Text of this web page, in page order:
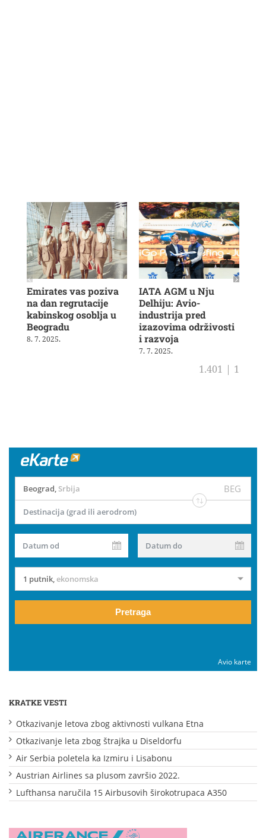
Emirates vas poziva
na dan regrutacije
kabinskog osoblja u
Beogradu
8. 7. 2025.
IATA AGM u Nju
Delhiju: Avio-
industrija pred
izazovima održivosti
i razvoja
7. 7. 2025.
1.401 | 1
Beograd Srbija BEG
Destinacija (grad ili aerodrom)
Datum od Datum do
1 putnik ekonomska
Pretraga
Avio karte
KRATKE VESTI
Otkazivanje letova zbog aktivnosti vulkana Etna
Otkazivanje leta zbog štrajka u Diseldorfu
Air Serbia poletela ka Izmiru i Lisabonu
Austrian Airlines sa plusom završio 2022.
Lufthansa naručila 15 Airbusovih širokotrupaca A350